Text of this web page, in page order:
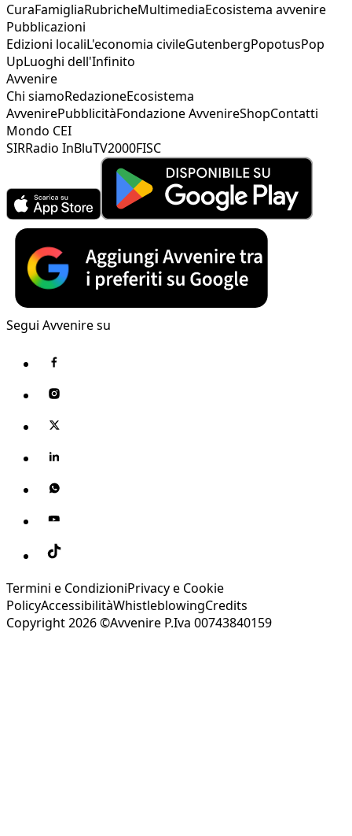
CuraFamigliaRubricheMultimediaEcosistema avvenire
Pubblicazioni
Edizioni localiL'economia civileGutenbergPopotusPop
UpLuoghi dell'Infinito
Avvenire
Chi siamoRedazioneEcosistema
AvvenirePubblicitàFondazione AvvenireShopContatti
Mondo CEI
SIRRadio InBluTV2000FISC
Segui Avvenire su
Termini e CondizioniPrivacy e Cookie
PolicyAccessibilitàWhistleblowingCredits
Copyright 2026 ©Avvenire P.Iva 00743840159